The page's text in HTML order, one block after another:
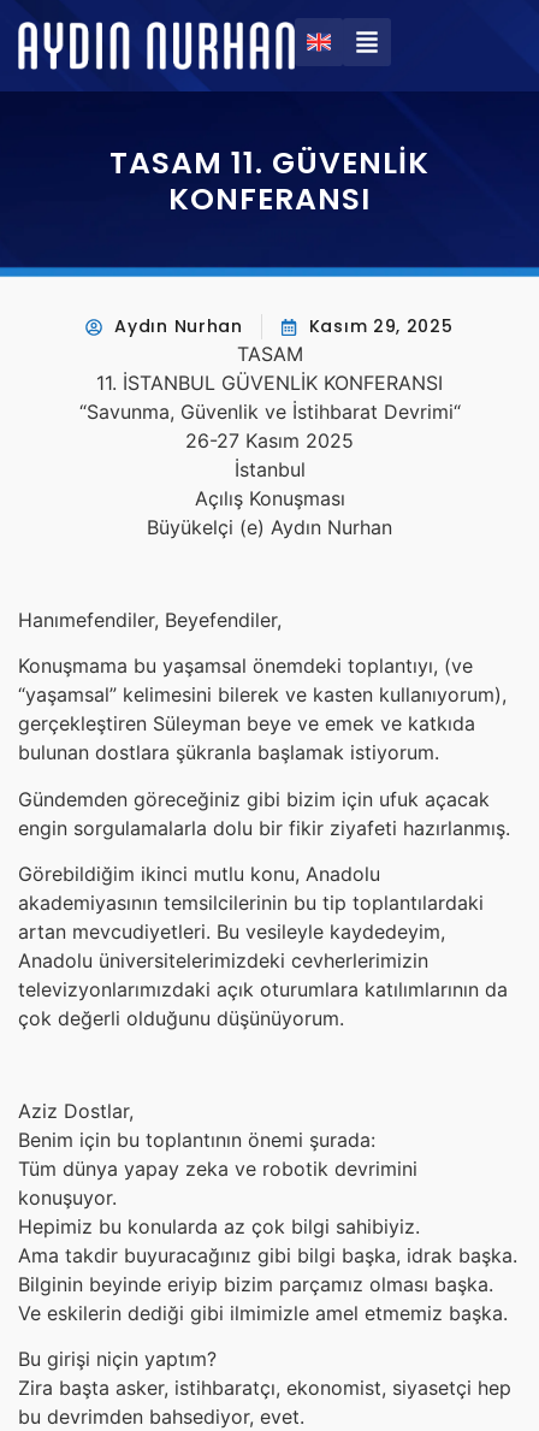
TASAM 11. GÜVENLİK
KONFERANSI
Aydın Nurhan
Kasım 29, 2025
TASAM
11. İSTANBUL GÜVENLİK KONFERANSI
“Savunma, Güvenlik ve İstihbarat Devrimi“
26-27 Kasım 2025
İstanbul
Açılış Konuşması
Büyükelçi (e) Aydın Nurhan
Hanımefendiler, Beyefendiler,
Konuşmama bu yaşamsal önemdeki toplantıyı, (ve
“yaşamsal” kelimesini bilerek ve kasten kullanıyorum),
gerçekleştiren Süleyman beye ve emek ve katkıda
bulunan dostlara şükranla başlamak istiyorum.
Gündemden göreceğiniz gibi bizim için ufuk açacak
engin sorgulamalarla dolu bir fikir ziyafeti hazırlanmış.
Görebildiğim ikinci mutlu konu, Anadolu
akademiyasının temsilcilerinin bu tip toplantılardaki
artan mevcudiyetleri. Bu vesileyle kaydedeyim,
Anadolu üniversitelerimizdeki cevherlerimizin
televizyonlarımızdaki açık oturumlara katılımlarının da
çok değerli olduğunu düşünüyorum.
Aziz Dostlar,
Benim için bu toplantının önemi şurada:
Tüm dünya yapay zeka ve robotik devrimini
konuşuyor.
Hepimiz bu konularda az çok bilgi sahibiyiz.
Ama takdir buyuracağınız gibi bilgi başka, idrak başka.
Bilginin beyinde eriyip bizim parçamız olması başka.
Ve eskilerin dediği gibi ilmimizle amel etmemiz başka.
Bu girişi niçin yaptım?
Zira başta asker, istihbaratçı, ekonomist, siyasetçi hep
bu devrimden bahsediyor, evet.